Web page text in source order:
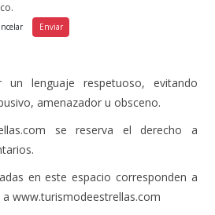
un lenguaje respetuoso, evitando
amenazador u obsceno.
se reserva el derecho a
en este espacio corresponden a
www.turismodeestrellas.com